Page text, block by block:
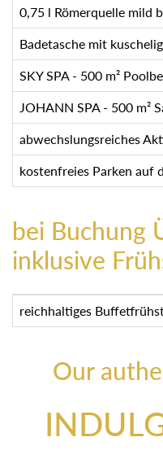
0,75 l Römerquelle mild
Badetasche mit
SKY SPA - 500 m²
JOHANN SPA - 500
abwechslungsreiches
kostenfreies Parken auf
bei Buchung
inklusive
reichhaltiges
Our